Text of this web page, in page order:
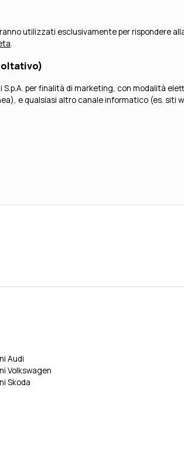
utilizzati esclusivamente per rispondere
.
mezzo posta
e qualsiasi altro canale informatico (es. siti
Audi
Volkswagen
Skoda